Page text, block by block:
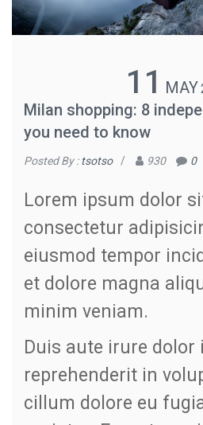
11 MAY
Milan shopping: 8
you need to know
Posted By :tsotso / 930 0
Lorem ipsum dolor
consectetur
eiusmod tempor
et dolore magna
minim veniam.
Duis aute irure dolor
reprehenderit in
cillum dolore eu